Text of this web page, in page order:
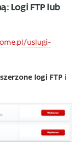
Logi FTP lub
uslugi-
logi FTP i